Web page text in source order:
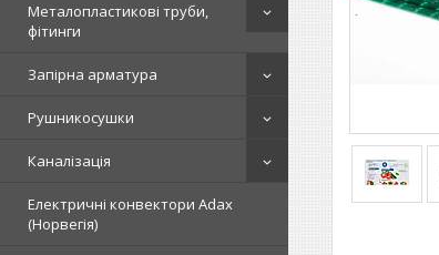
Металопластикові труби,
фітинги
Запірна арматура
Рушникосушки
Каналізація
Електричні конвектори Adax
(Норвегія)